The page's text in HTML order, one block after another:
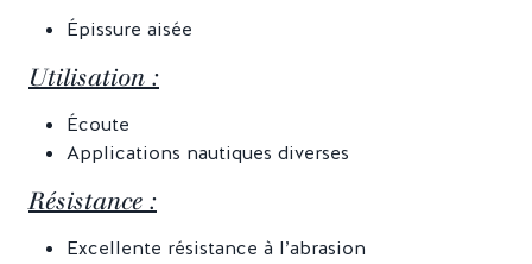
Épissure aisée
Utilisation :
Écoute
Applications nautiques diverses
Résistance :
Excellente résistance à l’abrasion